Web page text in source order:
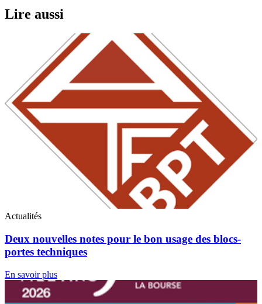
Lire aussi
Actualités
Deux nouvelles notes pour le bon usage des blocs-
portes techniques
En savoir plus